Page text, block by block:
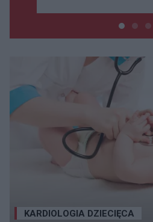
KARDIOLOGIA DZIECIĘCA